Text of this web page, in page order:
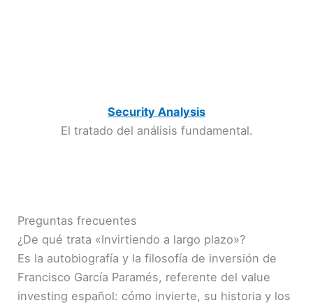
Security Analysis
El tratado del análisis fundamental.
Preguntas frecuentes
¿De qué trata «Invirtiendo a largo plazo»?
Es la autobiografía y la filosofía de inversión de
Francisco García Paramés, referente del value
investing español: cómo invierte, su historia y los